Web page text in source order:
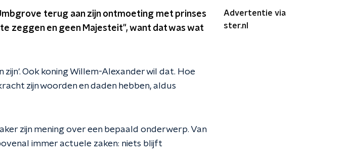
terug aan zijn ontmoeting met prinses
zeggen en geen Majesteit", want dat was wat
Ook koning Willem-Alexander wil dat. Hoe
zijn woorden en daden hebben, aldus
zijn mening over een bepaald onderwerp. Van
immer actuele zaken: niets blijft
Advertentie via
ster.nl